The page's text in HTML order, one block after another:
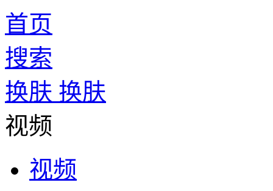
首页
搜索
换肤 换肤
视频
视频